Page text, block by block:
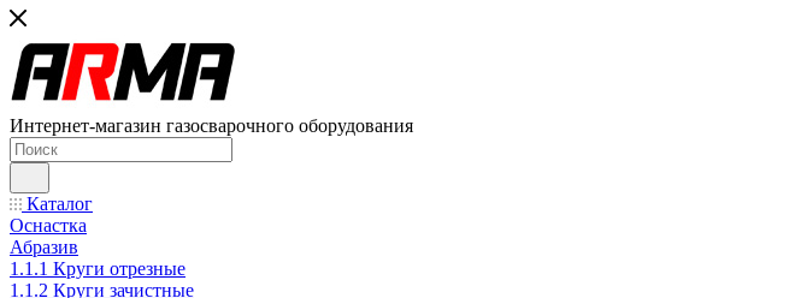
Интернет-магазин газосварочного оборудования
Каталог
Оснастка
Абразив
1.1.1 Круги отрезные
1.1.2 Круги зачистные